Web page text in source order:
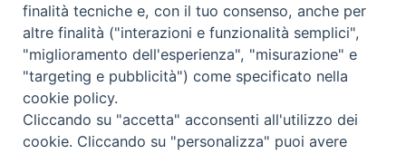
Abbonamento Annuale Digitale
Abbonamento Annuale Cartaceo
Abbonamento Singola Copia Digitale
finalità tecniche e, con il tuo consenso, anche per
altre finalità ("interazioni e funzionalità semplici",
"miglioramento dell'esperienza", "misurazione" e
"targeting e pubblicità") come specificato nella
cookie policy.
Cliccando su "accetta" acconsenti all'utilizzo dei
cookie. Cliccando su "personalizza" puoi avere